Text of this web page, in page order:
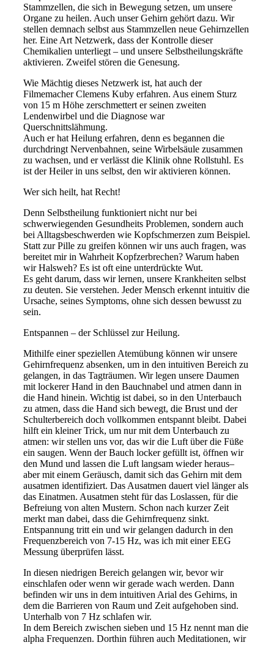
Stammzellen, die sich in Bewegung setzen, um unsere
Organe zu heilen. Auch unser Gehirn gehört dazu. Wir
stellen demnach selbst aus Stammzellen neue Gehirnzellen
her. Eine Art Netzwerk, dass der Kontrolle dieser
Chemikalien unterliegt – und unsere Selbstheilungskräfte
aktivieren. Zweifel stören die Genesung.
Wie Mächtig dieses Netzwerk ist, hat auch der
Filmemacher Clemens Kuby erfahren. Aus einem Sturz
von 15 m Höhe zerschmettert er seinen zweiten
Lendenwirbel und die Diagnose war
Querschnittslähmung.
Auch er hat Heilung erfahren, denn es begannen die
durchdringt Nervenbahnen, seine Wirbelsäule zusammen
zu wachsen, und er verlässt die Klinik ohne Rollstuhl. Es
ist der Heiler in uns selbst, den wir aktivieren können.
Wer sich heilt, hat Recht!
Denn Selbstheilung funktioniert nicht nur bei
schwerwiegenden Gesundheits Problemen, sondern auch
bei Alltagsbeschwerden wie Kopfschmerzen zum Beispiel.
Statt zur Pille zu greifen können wir uns auch fragen, was
bereitet mir in Wahrheit Kopfzerbrechen? Warum haben
wir Halsweh? Es ist oft eine unterdrückte Wut.
Es geht darum, dass wir lernen, unsere Krankheiten selbst
zu deuten. Sie verstehen. Jeder Mensch erkennt intuitiv die
Ursache, seines Symptoms, ohne sich dessen bewusst zu
sein.
Entspannen – der Schlüssel zur Heilung.
Mithilfe einer speziellen Atemübung können wir unsere
Gehirnfrequenz absenken, um in den intuitiven Bereich zu
gelangen, in das Tagträumen. Wir legen unsere Daumen
mit lockerer Hand in den Bauchnabel und atmen dann in
die Hand hinein. Wichtig ist dabei, so in den Unterbauch
zu atmen, dass die Hand sich bewegt, die Brust und der
Schulterbereich doch vollkommen entspannt bleibt. Dabei
hilft ein kleiner Trick, um nur mit dem Unterbauch zu
atmen: wir stellen uns vor, das wir die Luft über die Füße
ein saugen. Wenn der Bauch locker gefüllt ist, öffnen wir
den Mund und lassen die Luft langsam wieder heraus–
aber mit einem Geräusch, damit sich das Gehirn mit dem
ausatmen identifiziert. Das Ausatmen dauert viel länger als
das Einatmen. Ausatmen steht für das Loslassen, für die
Befreiung von alten Mustern. Schon nach kurzer Zeit
merkt man dabei, dass die Gehirnfrequenz sinkt.
Entspannung tritt ein und wir gelangen dadurch in den
Frequenzbereich von 7-15 Hz, was ich mit einer EEG
Messung überprüfen lässt.
In diesen niedrigen Bereich gelangen wir, bevor wir
einschlafen oder wenn wir gerade wach werden. Dann
befinden wir uns in dem intuitiven Arial des Gehirns, in
dem die Barrieren von Raum und Zeit aufgehoben sind.
Unterhalb von 7 Hz schlafen wir.
In dem Bereich zwischen sieben und 15 Hz nennt man die
alpha Frequenzen. Dorthin führen auch Meditationen, wir